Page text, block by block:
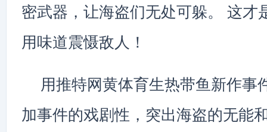
密武器，让海盗们无处可躲。 这才
用味道震慑敌人！
用推特网黄体育生热带鱼新作事
加事件的戏剧性，突出海盗的无能